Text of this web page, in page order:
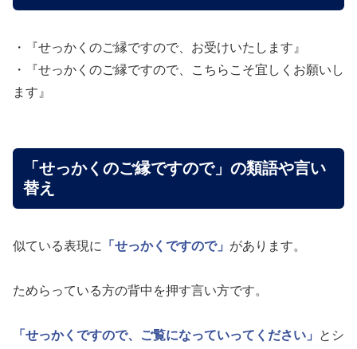
・『せっかくのご縁ですので、お受けいたします』
・『せっかくのご縁ですので、こちらこそ宜しくお願いし
ます』
「せっかくのご縁ですので」の類語や言い
替え
似ている表現に 「せっかくですので」 があります。
ためらっている方の背中を押す言い方です。
「せっかくですので、ご覧になっていってください」
とシ